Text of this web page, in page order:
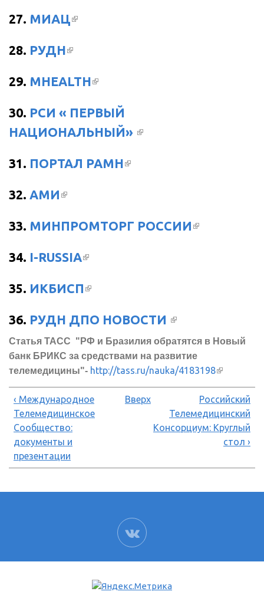
27. МИАЦ(ВНЕШНЯЯ ССЫЛКА)
28. РУДН(ВНЕШНЯЯ ССЫЛКА)
29. MHEALTH(ВНЕШНЯЯ ССЫЛКА)
30. РСИ « ПЕРВЫЙ
НАЦИОНАЛЬНЫЙ» (ВНЕШНЯЯ
31. ПОРТАЛ РАМН(ВНЕШНЯЯ
32. АМИ(ВНЕШНЯЯ ССЫЛКА)
33. МИНПРОМТОРГ РОССИИ(ВНЕШНЯЯ
34. I-RUSSIA(ВНЕШНЯЯ ССЫЛКА)
35. ИКБИСП(ВНЕШНЯЯ ССЫЛКА)
36. РУДН ДПО НОВОСТИ (ВНЕШНЯЯ
Статья ТАСС "РФ и Бразилия обратятся в Новый
банк БРИКС за средствами на развитие
телемедицины"- http://tass.ru/nauka/4183198(внешняя
ссылка)
‹ Международное
Телемедицинское
Сообщество:
документы и
презентации
Вверх
Российский
Телемедицинский
Консорциум: Круглый
стол ›
ВК